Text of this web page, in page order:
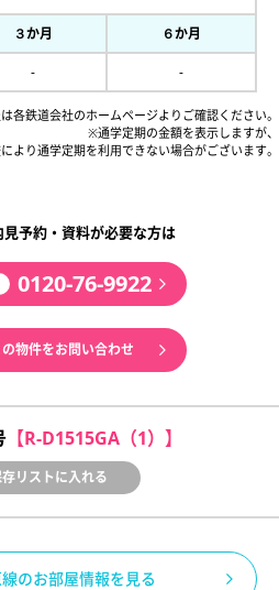
３か月 ６か月
- -
各鉄道会社のホームページよりご確認ください。
※通学定期の金額を表示しますが、
より通学定期を利用できない場合がございます。
予約・資料が必要な方は
0120-76-9922
の物件をお問い合わせ
【R-D1515GA（1）】
リストに入れる
のお部屋情報を見る